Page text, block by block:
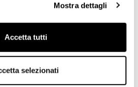
Mostra dettagli
Accetta tutti
selezionati
8D56 - Pastello
8D53 - Pastello 8D52 - Pastello